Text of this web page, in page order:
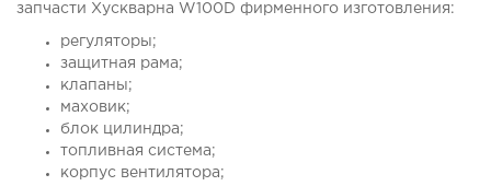
запчасти Хускварна W100D фирменного изготовления:
регуляторы;
защитная рама;
клапаны;
маховик;
блок цилиндра;
топливная система;
корпус вентилятора;